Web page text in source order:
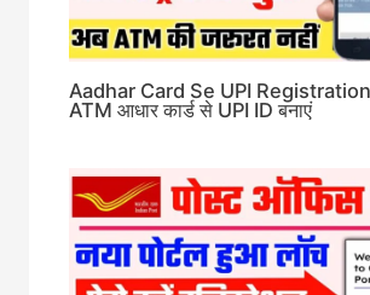
Aadhar Card Se UPI Registration
ATM आधार कार्ड से UPI ID बनाएं